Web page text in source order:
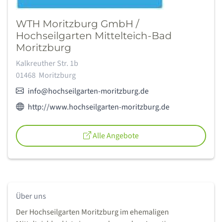
WTH Moritzburg GmbH /
Hochseilgarten Mittelteich-Bad
Moritzburg
Adresse:
Kalkreuther Str. 1b
01468 Moritzburg
E-Mail:info@hochseilgarten-moritzburg.de
Webseite des Anbieters:
http://www.hochseilgarten-moritzburg.de
Alle Angebote
Über uns
Der Hochseilgarten Moritzburg im ehemaligen